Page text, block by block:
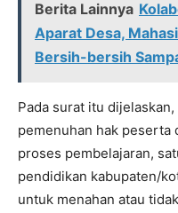
Berita Lainnya
Aparat Desa,
Bersih-bersih
Pada surat itu
pemenuhan hak peserta
proses pembelajaran,
pendidikan kabupaten/
untuk menahan atau